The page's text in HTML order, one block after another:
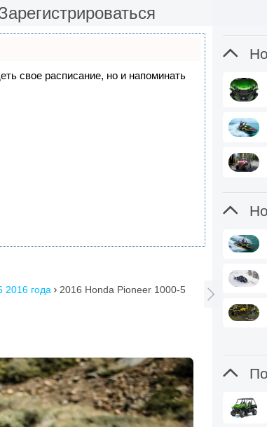
свое расписание, но и напоминать
2016 года  2016 Honda Pioneer 1000-5



